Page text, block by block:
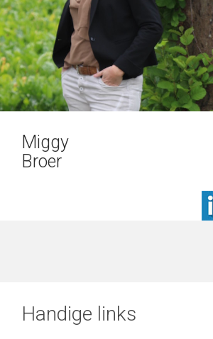
Miggy
Broer
Handige links